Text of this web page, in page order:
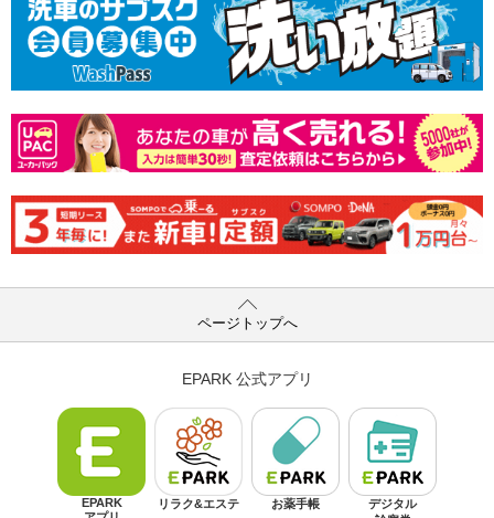
ページトップへ